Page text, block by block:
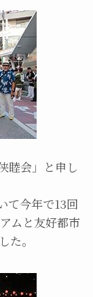
睦会」と申し
て今年で13回
ムと友好都市
た。